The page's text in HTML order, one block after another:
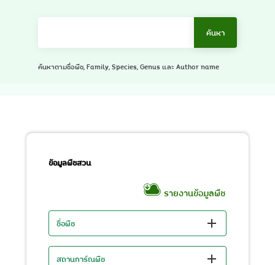
ค้นหาตามชื่อพืช, Family, Species, Genus และ Author name
ข้อมูลพืชสวน
รายงานข้อมูลพืช
ชื่อพืช
สถานการ์ณพืช